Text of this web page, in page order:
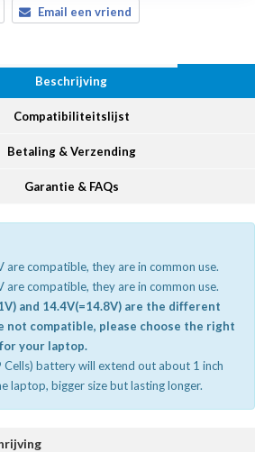
Email een vriend
Beschrijving
Compatibiliteitslijst
Betaling & Verzending
Garantie & FAQs
are compatible, they are in common use.
are compatible, they are in common use.
and 14.4V(=14.8V) are the different
not compatible, please choose the right
your laptop.
battery will extend out about 1 inch
laptop, bigger size but lasting longer.